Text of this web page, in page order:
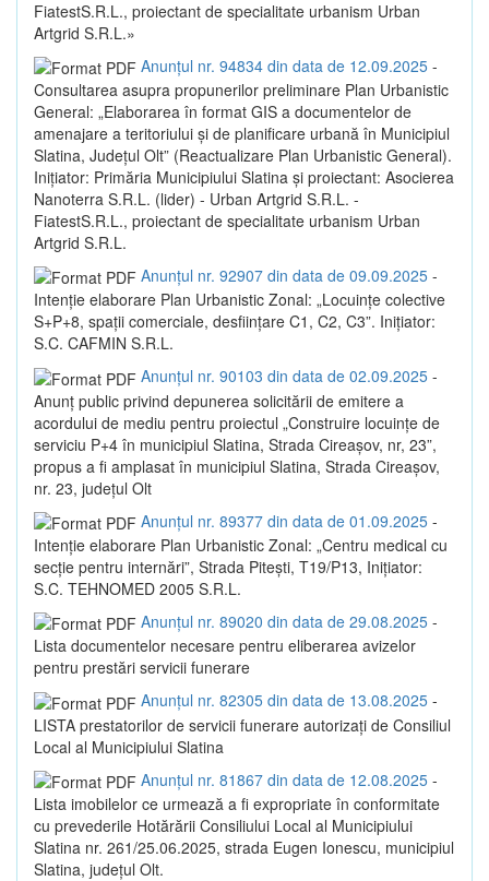
FiatestS.R.L., proiectant de specialitate urbanism Urban
Artgrid S.R.L.»
Anunțul nr. 94834 din data de 12.09.2025 -
Consultarea asupra propunerilor preliminare Plan Urbanistic
General: „Elaborarea în format GIS a documentelor de
amenajare a teritoriului și de planificare urbană în Municipiul
Slatina, Județul Olt” (Reactualizare Plan Urbanistic General).
Inițiator: Primăria Municipiului Slatina și proiectant: Asocierea
Nanoterra S.R.L. (lider) - Urban Artgrid S.R.L. -
FiatestS.R.L., proiectant de specialitate urbanism Urban
Artgrid S.R.L.
Anunțul nr. 92907 din data de 09.09.2025 -
Intenție elaborare Plan Urbanistic Zonal: „Locuințe colective
S+P+8, spații comerciale, desființare C1, C2, C3”. Inițiator:
S.C. CAFMIN S.R.L.
Anunțul nr. 90103 din data de 02.09.2025 -
Anunț public privind depunerea solicitării de emitere a
acordului de mediu pentru proiectul „Construire locuințe de
serviciu P+4 în municipiul Slatina, Strada Cireașov, nr, 23”,
propus a fi amplasat în municipiul Slatina, Strada Cireașov,
nr. 23, județul Olt
Anunțul nr. 89377 din data de 01.09.2025 -
Intenție elaborare Plan Urbanistic Zonal: „Centru medical cu
secție pentru internări”, Strada Pitești, T19/P13, Inițiator:
S.C. TEHNOMED 2005 S.R.L.
Anunțul nr. 89020 din data de 29.08.2025 -
Lista documentelor necesare pentru eliberarea avizelor
pentru prestări servicii funerare
Anunțul nr. 82305 din data de 13.08.2025 -
LISTA prestatorilor de servicii funerare autorizaţi de Consiliul
Local al Municipiului Slatina
Anunțul nr. 81867 din data de 12.08.2025 -
Lista imobilelor ce urmează a fi expropriate în conformitate
cu prevederile Hotărării Consiliului Local al Municipiului
Slatina nr. 261/25.06.2025, strada Eugen Ionescu, municipiul
Slatina, județul Olt.